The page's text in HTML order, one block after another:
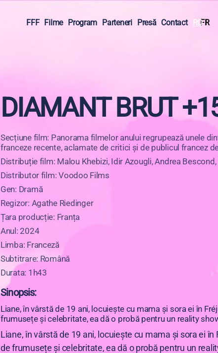
FFF Filme Program Parteneri Presă Contact ROFR
DIAMANT BRUT
Secțiune film: Panorama filmelor anului regrupează unele
franceze recente, aclamate de critici și de publicul francez
Distribuție film: Malou Khebizi, Idir Azougli, Andrea
Distributor film: Voodoo Films
Gen: Dramă
Regizor: Agathe Riedinger
Țara producție: Franța
Anul: 2024
Limba: Franceză
Subtitrare: Română
Durata: 1h43
Sinopsis:
Liane, în vârstă de 19 ani, locuiește cu mama și sora ei în
frumusețe și celebritate, ea dă o probă pentru un reality
Liane, în vârstă de 19 ani, locuiește cu mama și sora ei
de frumusețe și celebritate, ea dă o probă pentru un